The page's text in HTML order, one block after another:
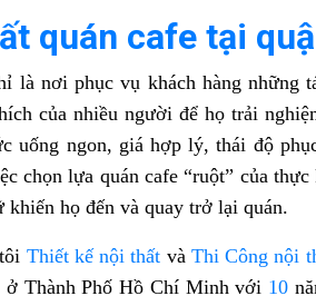
quán cafe tại
là nơi phục vụ khách hàng những
của nhiều người để họ trải
uống ngon, giá hợp lý, thái độ
chọn lựa quán cafe “ruột” của
họ đến và quay trở lại quán.
Thiết kế nội thất và Thi Công nội
ở Thành Phố Hồ Chí Minh với 10